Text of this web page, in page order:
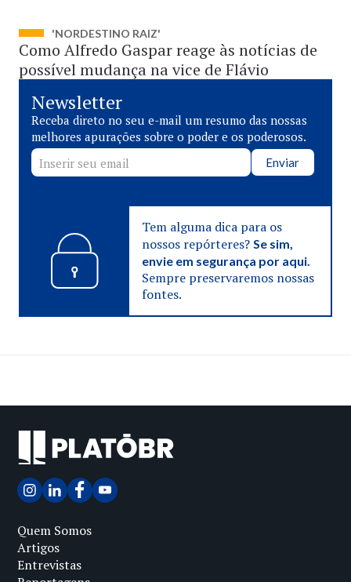
'NORDESTINO RAIZ'
Como Alfredo Gaspar reage às notícias de
possível mudança na vice de Flávio
Newsletter
Receba direto no seu e-mail um resumo das nossas
melhores apurações sobre o poder e os poderosos.
Enviar
Tem alguma dica para os
nossos repórteres? Se sim,
envie em segurança por aqui.
Sempre preservaremos nossas
fontes.
Quem Somos
Artigos
Entrevistas